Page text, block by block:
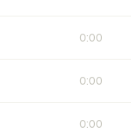
0:00
0:00
0:00